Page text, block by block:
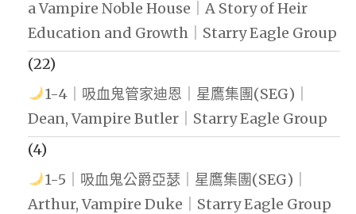
a Vampire Noble House｜A Story of Heir
Education and Growth｜Starry Eagle Group
(22)
1-4｜吸血鬼管家迪恩｜星鷹集團(SEG)｜
Dean, Vampire Butler｜Starry Eagle Group
(4)
1-5｜吸血鬼公爵亞瑟｜星鷹集團(SEG)｜
Arthur, Vampire Duke｜Starry Eagle Group